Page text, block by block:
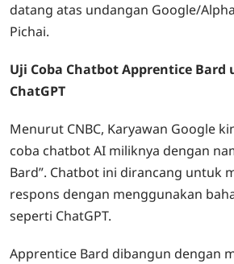
datang atas undangan Google/
Pichai.
Uji Coba Chatbot Apprentice Bard
ChatGPT
Menurut CNBC, Karyawan Google
coba chatbot AI miliknya dengan
Bard”. Chatbot ini dirancang untuk
respons dengan menggunakan
seperti ChatGPT.
Apprentice Bard dibangun dengan